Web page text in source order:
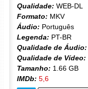
Qualidade: WEB-DL
Formato: MKV
Áudio: Português
Legenda: PT-BR
Qualidade de Áudio:
Qualidade de Vídeo:
Tamanho: 1.66 GB
IMDb: 5,6